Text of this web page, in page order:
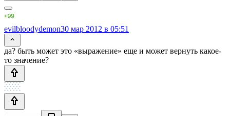
evilbloodydemon30 мар 2012 в 05:51
да? быть может это «выражение» еще и может вернуть какое-
то значение?